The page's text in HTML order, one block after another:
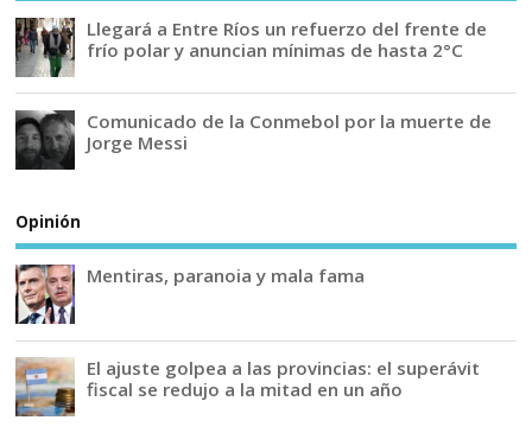
Llegará a Entre Ríos un refuerzo del frente de
frío polar y anuncian mínimas de hasta 2°C
Comunicado de la Conmebol por la muerte de
Jorge Messi
Opinión
Mentiras, paranoia y mala fama
El ajuste golpea a las provincias: el superávit
fiscal se redujo a la mitad en un año